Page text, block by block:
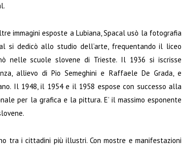
immagini esposte a Lubiana, Spacal usò la fotografia
si dedicò allo studio dell’arte, frequentando il liceo
nelle scuole slovene di Trieste. Il 1936 si iscrisse
allievo di Pio Semeghini e Raffaele De Grada, e
Il 1948, il 1954 e il 1958 espose con successo alla
per la grafica e la pittura. E’ il massimo esponente
tra i cittadini più illustri. Con mostre e manifestazioni